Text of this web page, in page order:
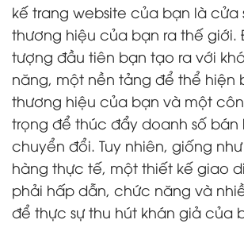
kế trang website của bạn là cửa
thương hiệu của bạn ra thế giới.
tượng đầu tiên bạn tạo ra với
năng, một nền tảng để thể hiện
thương hiệu của bạn và một
trọng để thúc đẩy doanh số bán
chuyển đổi. Tuy nhiên, giống
hàng thực tế, một thiết kế giao
phải hấp dẫn, chức năng và
để thực sự thu hút khán giả của